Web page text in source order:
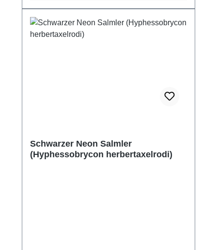
Schwarzer Neon Salmler
(Hyphessobrycon herbertaxelrodi)